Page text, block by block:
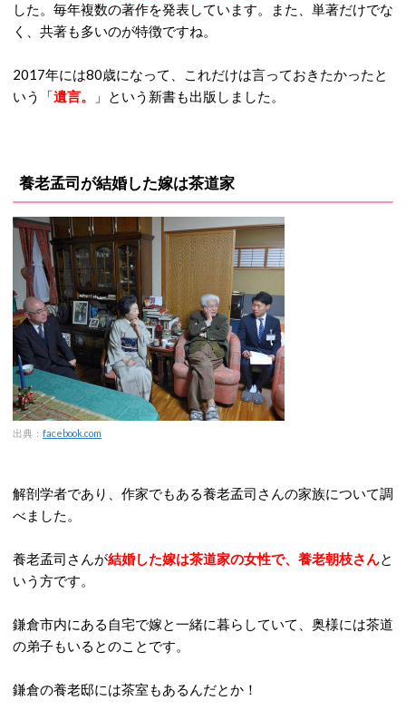
した。毎年複数の著作を発表しています。また、単著だけでな
く、共著も多いのが特徴ですね。
2017年には80歳になって、これだけは言っておきたかったと
いう「遺言。 」という新書も出版しました。
養老孟司が結婚した嫁は茶道家
出典： facebook.com
解剖学者であり、作家でもある養老孟司さんの家族について調
べました。
養老孟司さんが結婚した嫁は茶道家の女性で、養老朝枝さんと
いう方です。
鎌倉市内にある自宅で嫁と一緒に暮らしていて、奥様には茶道
の弟子もいるとのことです。
鎌倉の養老邸には茶室もあるんだとか！